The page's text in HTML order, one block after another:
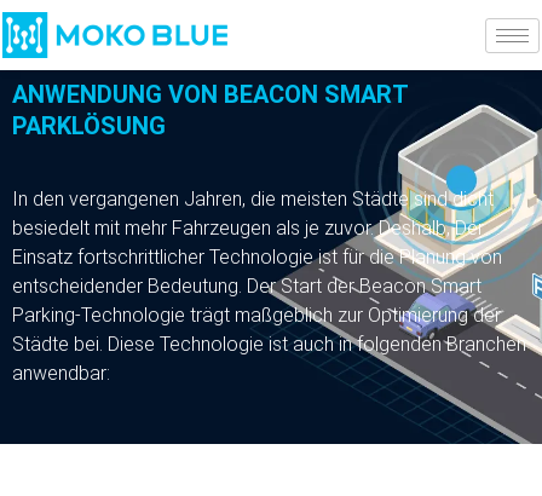
ANWENDUNG VON BEACON SMART
PARKLÖSUNG
In den vergangenen Jahren, die meisten Städte sind dicht
besiedelt mit mehr Fahrzeugen als je zuvor. Deshalb, Der
Einsatz fortschrittlicher Technologie ist für die Planung von
entscheidender Bedeutung. Der Start der Beacon Smart
Parking-Technologie trägt maßgeblich zur Optimierung der
Städte bei. Diese Technologie ist auch in folgenden Branchen
anwendbar: